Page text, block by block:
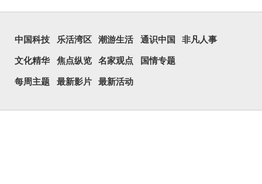
中国科技 乐活湾区 潮游生活 通识中国 非凡人事
文化精华 焦点纵览 名家观点 国情专题
每周主题 最新影片 最新活动